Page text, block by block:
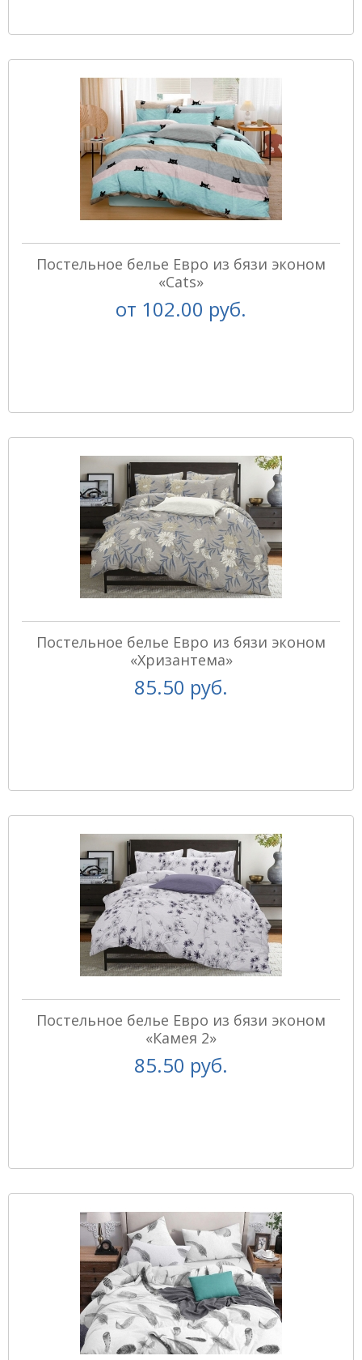
Постельное белье Евро из бязи эконом
«Cats»
от 102.00 руб.
Постельное белье Евро из бязи эконом
«Хризантема»
85.50 руб.
Постельное белье Евро из бязи эконом
«Камея 2»
85.50 руб.